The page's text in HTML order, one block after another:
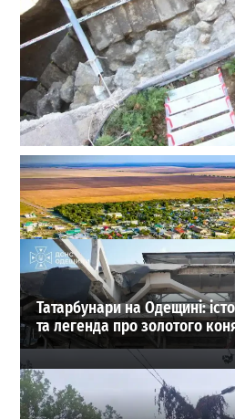
Сенсація на Приморському
Одеси знайшли одну з веж
Хаджибей
0
03-08-2026 в 08:49
ВИБІР РЕДАКЦІЇ
Татарбунари на Одещині:
та легенда про золотого